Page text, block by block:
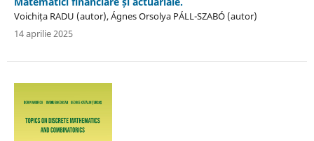
Voichița RADU (autor), Ágnes Orsolya PÁLL-SZABÓ (autor)
14 aprilie 2025